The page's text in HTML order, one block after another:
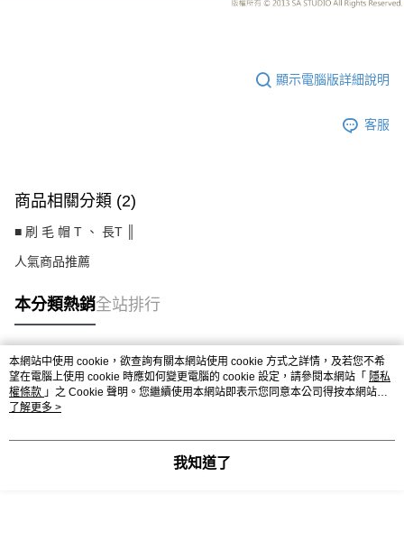
顯示電腦版詳細說明
客服
商品相關分類 (2)
■ 刷 毛 帽 T 、 長T ║
人氣商品推薦
本分類熱銷全站排行
熱門標籤
本網站中使用 cookie，欲查詢有關本網站使用 cookie 方式之詳情，及若您不希
望在電腦上使用 cookie 時應如何變更電腦的 cookie 設定，請參閱本網站「 隱私
權條款 」之 Cookie 聲明。您繼續使用本網站即表示您同意本公司得按本網站使
用條款之 Cookie 聲明使用 cookie。
了解更多 >
我知道了